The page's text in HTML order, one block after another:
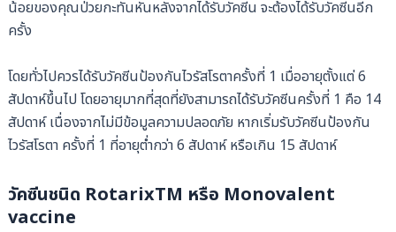
น้อยของคุณป่วยกะทันหันหลังจากได้รับวัคซีน จะต้องได้รับวัคซีนอีก
ครั้ง
โดยทั่วไปควรได้รับวัคซีนป้องกันไวรัสโรตาครั้งที่ 1 เมื่ออายุตั้งแต่ 6
สัปดาห์ขึ้นไป โดยอายุมากที่สุดที่ยังสามารถได้รับวัคซีนครั้งที่ 1 คือ 14
สัปดาห์ เนื่องจากไม่มีข้อมูลความปลอดภัย หากเริ่มรับวัคซีนป้องกัน
ไวรัสโรตา ครั้งที่ 1 ที่อายุต่ำกว่า 6 สัปดาห์ หรือเกิน 15 สัปดาห์
วัคซีนชนิด RotarixTM หรือ Monovalent
vaccine